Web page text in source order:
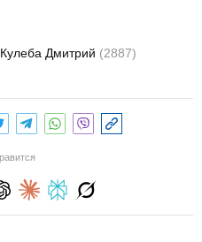
Кулеба Дмитрий (2887)